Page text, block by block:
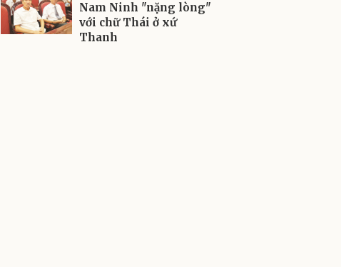
Nam Ninh "nặng lòng"
với chữ Thái ở xứ
Thanh